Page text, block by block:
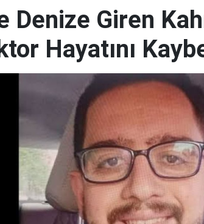
Denize Giren
Hayatını